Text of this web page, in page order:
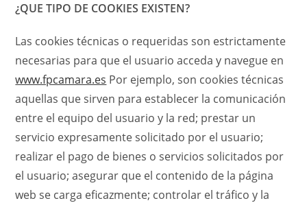
¿QUE TIPO DE COOKIES EXISTEN?
Las cookies técnicas o requeridas son estrictamente
necesarias para que el usuario acceda y navegue en
www.fpcamara.es Por ejemplo, son cookies técnicas
aquellas que sirven para establecer la comunicación
entre el equipo del usuario y la red; prestar un
servicio expresamente solicitado por el usuario;
realizar el pago de bienes o servicios solicitados por
el usuario; asegurar que el contenido de la página
web se carga eficazmente; controlar el tráfico y la